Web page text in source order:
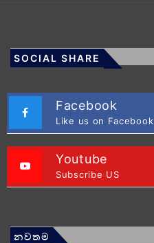
SOCIAL SHARE
Facebook
Like us on Facebook
Youtube
Subscribe US
නවතම